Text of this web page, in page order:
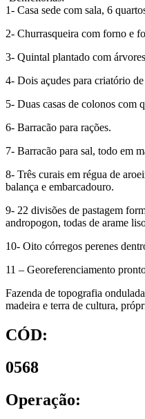
1- Casa sede com sala, 6
2- Churrasqueira com forno e
3- Quintal plantado com
4- Dois açudes para criatório
5- Duas casas de colonos com
6- Barracão para rações.
7- Barracão para sal, todo em
8- Três curais em régua de
balança e embarcadouro.
9- 22 divisões de pastagem
andropogon, todas de arame
10- Oito córregos perenes
11 – Georeferenciamento
Fazenda de topografia
madeira e terra de cultura,
CÓD:
0568
Operação: